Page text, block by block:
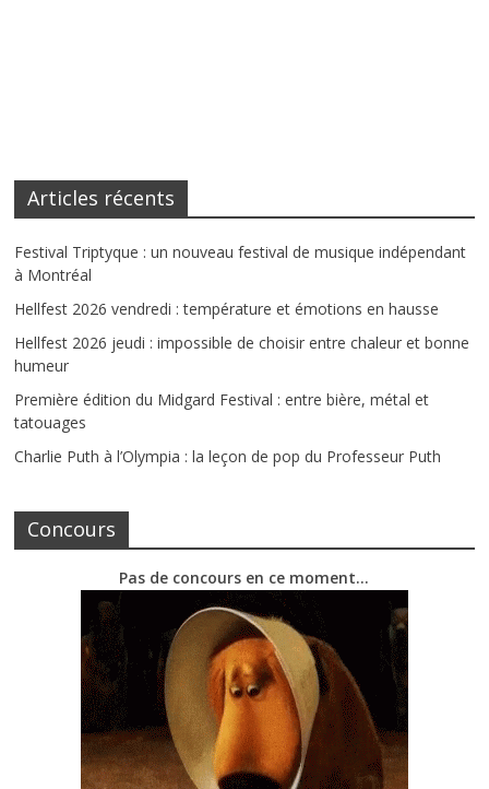
Articles récents
Festival Triptyque : un nouveau festival de musique indépendant
à Montréal
Hellfest 2026 vendredi : température et émotions en hausse
Hellfest 2026 jeudi : impossible de choisir entre chaleur et bonne
humeur
Première édition du Midgard Festival : entre bière, métal et
tatouages
Charlie Puth à l’Olympia : la leçon de pop du Professeur Puth
Concours
Pas de concours en ce moment…